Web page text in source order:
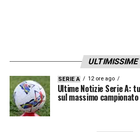
ULTIMISSIME
SERIE A 12 ore ago
Ultime Notizie Serie A:
sul massimo